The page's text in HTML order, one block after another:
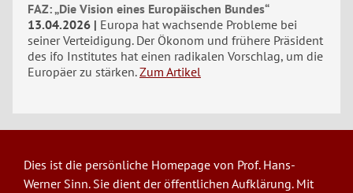
FAZ: „Die Vision eines Europäischen Bundes“
13.04.2026
Europa hat wachsende Probleme bei
seiner Verteidigung. Der Ökonom und frühere Präsident
des ifo Institutes hat einen radikalen Vorschlag, um die
Europäer zu stärken. Zum Artikel
Dies ist die persönliche Homepage von Prof. Hans-
Werner Sinn. Sie dient der öffentlichen Aufklärung. Mit